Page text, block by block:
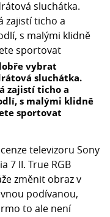
vybrat
sluchátka.
zajistí ticho a
s malými klidně
sportovat